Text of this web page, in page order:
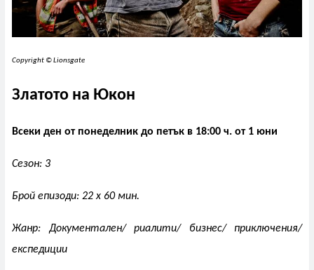
Copyright © Lionsgate
Златото на Юкон
Всеки ден от понеделник до петък в 18:00 ч. от 1 юни
Сезон: 3
Брой епизоди: 22 x 60 мин.
Жанр: Документален/ риалити/ бизнес/ приключения/
експедиции